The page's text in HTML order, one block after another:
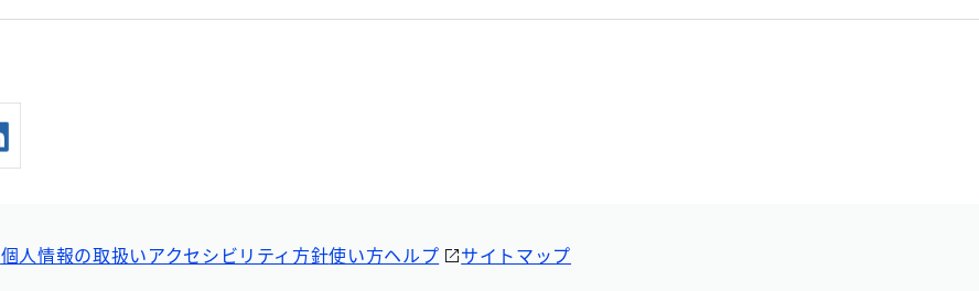
個人情報の取扱いアクセシビリティ方針使い方ヘルプ サイトマップ